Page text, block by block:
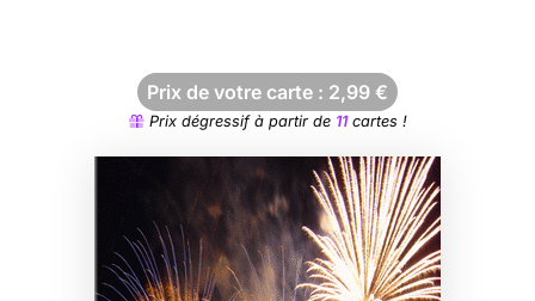
Prix de votre carte : 2,99 €
Prix dégressif à partir de 11cartes !